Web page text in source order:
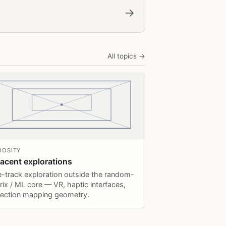
→
All topics →
explorations
track exploration outside the random-
/ ML core — VR, haptic interfaces,
mapping geometry.